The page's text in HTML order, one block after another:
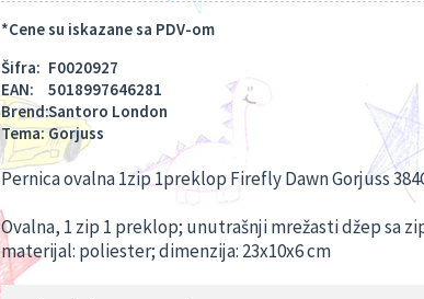
*Cene su iskazane sa PDV-om
Šifra: F0020927
EAN:
5018997646281
Brend:Santoro London
Tema:Gorjuss
Pernica ovalna 1zip 1preklop Firefly Dawn Gorjuss
Ovalna, 1 zip 1 preklop; unutrašnji mrežasti džep sa
materijal: poliester; dimenzija: 23x10x6 cm